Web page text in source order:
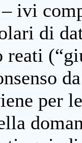
ivi
di
reati
per